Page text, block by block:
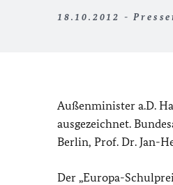
18.10.2012 -
Außenminister a.D.
ausgezeichnet.
Berlin, Prof. Dr. Jan-
Der „Europa-